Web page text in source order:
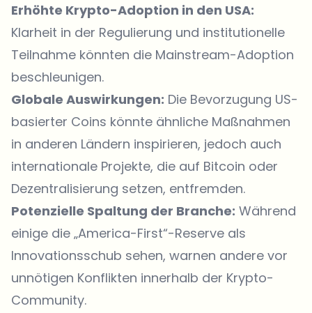
Erhöhte Krypto-Adoption in den USA:
Klarheit in der Regulierung und institutionelle
Teilnahme könnten die Mainstream-Adoption
beschleunigen.
Globale Auswirkungen: Die Bevorzugung US-
basierter Coins könnte ähnliche Maßnahmen
in anderen Ländern inspirieren, jedoch auch
internationale Projekte, die auf Bitcoin oder
Dezentralisierung setzen, entfremden.
Potenzielle Spaltung der Branche: Während
einige die „America-First“-Reserve als
Innovationsschub sehen, warnen andere vor
unnötigen Konflikten innerhalb der Krypto-
Community.